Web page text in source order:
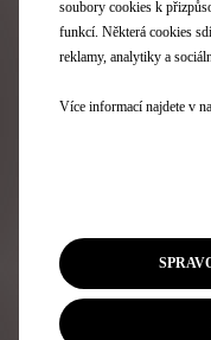
soubory cookies k
funkcí. Některá cookies
reklamy, analytiky a
Více informací najdete v